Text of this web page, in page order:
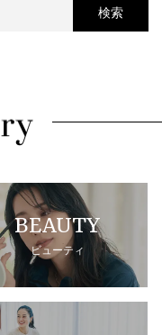
検索
BEAUTY
ビューティ